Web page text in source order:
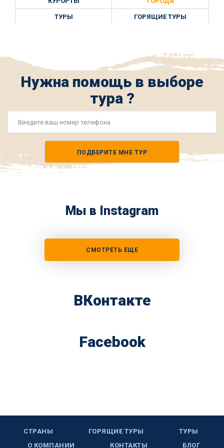
ТУРЫ ГОРЯЩИЕ ТУРЫ
Нужна помощь в выборе
тура ?
ПОДБЕРИТЕ МНЕ ТУР
Мы в Instagram
СМОТРЕТЬ ЕЩЕ
ВКонтакте
Facebook
СТРАНЫ ГОРЯЩИЕ ТУРЫ
ТУРЫ
О КОМПАНИИ
КОНТАКТЫ БЛОГ